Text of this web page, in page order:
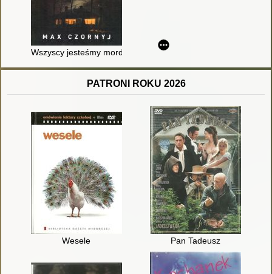
Wszyscy jesteśmy mordercami
PATRONI ROKU 2026
Wesele Pan Tadeusz